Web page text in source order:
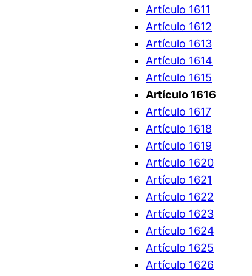
Artículo 1611
Artículo 1612
Artículo 1613
Artículo 1614
Artículo 1615
Artículo 1616
Artículo 1617
Artículo 1618
Artículo 1619
Artículo 1620
Artículo 1621
Artículo 1622
Artículo 1623
Artículo 1624
Artículo 1625
Artículo 1626